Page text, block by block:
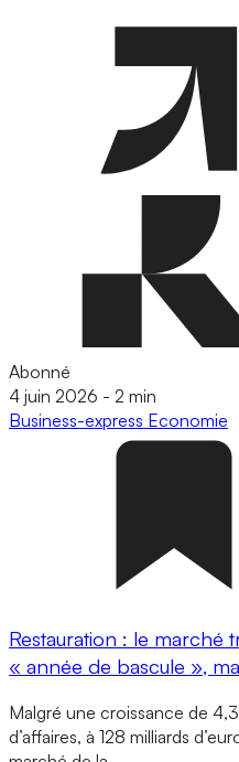
Abonné
4 juin 2026 - 2 min
Business-express Economie
Restauration : le marché
« année de bascule »,
Malgré une croissance de
d’affaires, à 128 milliards